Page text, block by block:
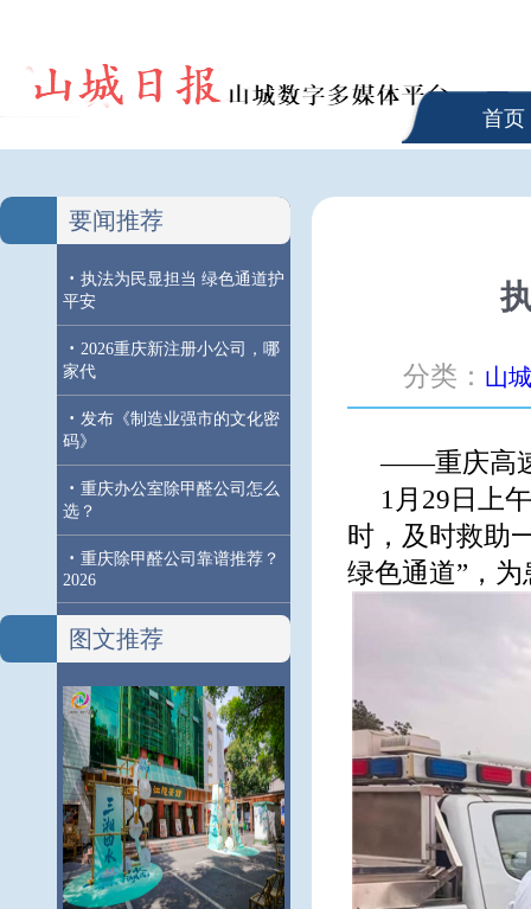
首页
要闻推荐
· 执法为民显担当 绿色通道护
平安
· 2026重庆新注册小公司，哪
家代
· 发布《制造业强市的文化密
码》
· 重庆办公室除甲醛公司怎么
选？
· 重庆除甲醛公司靠谱推荐？
2026
图文推荐
分类： 山
——重庆高
1月29日上
时，及时救助
绿色通道”，